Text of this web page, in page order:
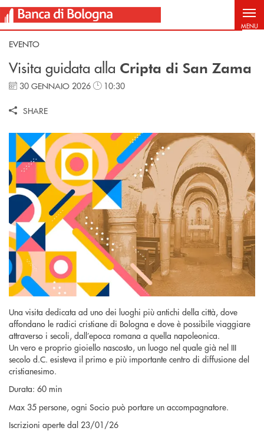
Salta al contenuto principale
MENU
EVENTO
Visita guidata alla Cripta di San Zama
30 GENNAIO 2026 10:30
SHARE
Una visita dedicata ad uno dei luoghi più antichi della città, dove
affondano le radici cristiane di Bologna e dove è possibile viaggiare
attraverso i secoli, dall’epoca romana a quella napoleonica.
Un vero e proprio gioiello nascosto, un luogo nel quale già nel III
secolo d.C. esisteva il primo e più importante centro di diffusione del
cristianesimo.
Durata: 60 min
Max 35 persone, ogni Socio può portare un accompagnatore.
Iscrizioni aperte dal 23/01/26